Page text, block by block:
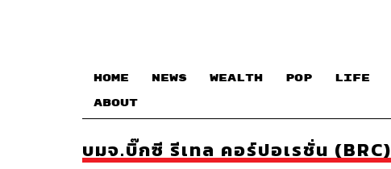
HOME NEWS WEALTH POP LIFE
ABOUT
บมจ.บิ๊กซี รีเทล คอร์ปอเรชั่น (BRC)